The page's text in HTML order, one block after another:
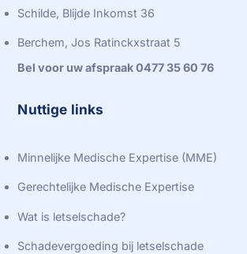
Schilde, Blijde Inkomst 36
Berchem, Jos Ratinckxstraat 5
Bel voor uw afspraak 0477 35 60 76
Nuttige links
Minnelijke Medische Expertise (MME)
Gerechtelijke Medische Expertise
Wat is letselschade?
Schadevergoeding bij letselschade